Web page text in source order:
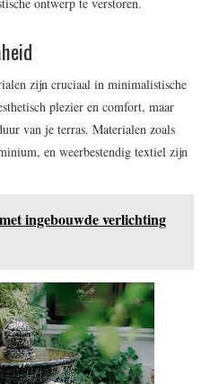
zijn cruciaal in minimalistische
plezier en comfort, maar
van je terras. Materialen zoals
en weerbestendig textiel zijn
ingebouwde verlichting